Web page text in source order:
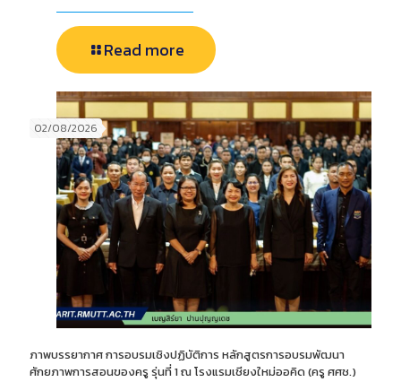
Read more
02/08/2026
ภาพบรรยากาศ การอบรมเชิงปฏิบัติการ หลักสูตรการอบรมพัฒนา
ศักยภาพการสอนของครู รุ่นที่ 1 ณ โรงแรมเชียงใหม่ออคิด (ครู ศศช.)